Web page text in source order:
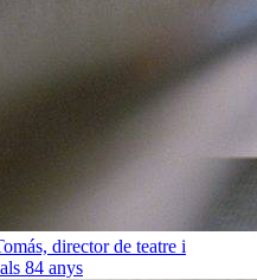
director de teatre i
84 anys